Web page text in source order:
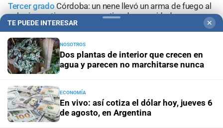
Tercer grado Córdoba: un nene llevó un arma de fuego al
colegio y activaron un operativo de seguridad
Avanza la causaJuicio por la muerte de Maradona:
declarará por primera vez el enfermero acusado
+Información General
TE PUEDE INTERESAR ✕
NOSOTROS
Dos plantas de interior que crecen en
agua y parecen no marchitarse nunca
ECONOMÍA
En vivo: así cotiza el dólar hoy, jueves 6
de agosto, en Argentina